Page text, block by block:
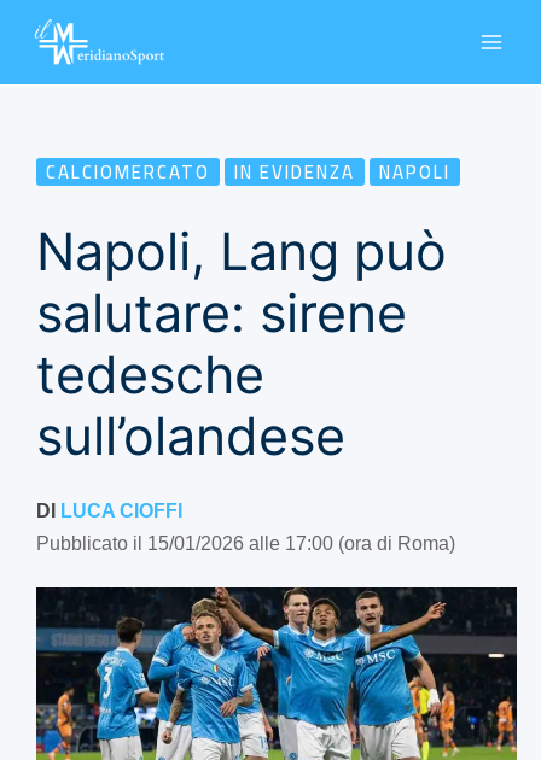
CALCIOMERCATO IN EVIDENZA NAPOLI
Napoli, Lang può
salutare: sirene
tedesche
sull’olandese
DI LUCA CIOFFI
Pubblicato il 15/01/2026 alle 17:00 (ora di Roma)